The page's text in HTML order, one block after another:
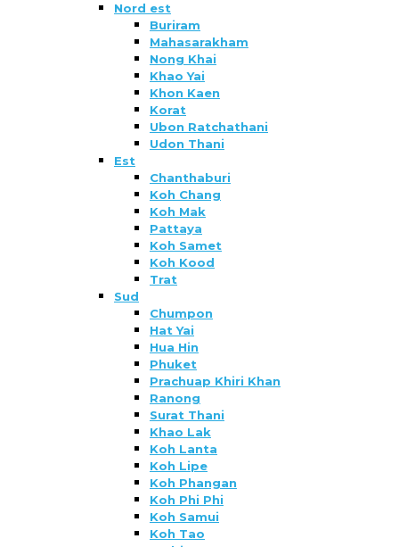
Nord est
Buriram
Mahasarakham
Nong Khai
Khao Yai
Khon Kaen
Korat
Ubon Ratchathani
Udon Thani
Est
Chanthaburi
Koh Chang
Koh Mak
Pattaya
Koh Samet
Koh Kood
Trat
Sud
Chumpon
Hat Yai
Hua Hin
Phuket
Prachuap Khiri Khan
Ranong
Surat Thani
Khao Lak
Koh Lanta
Koh Lipe
Koh Phangan
Koh Phi Phi
Koh Samui
Koh Tao